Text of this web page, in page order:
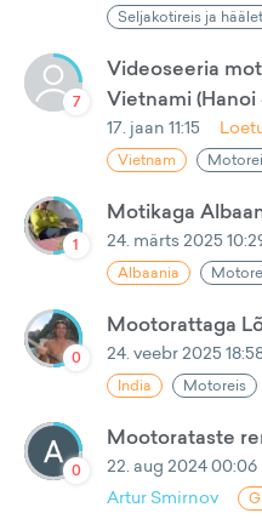
Seljakotireis ja
7
Videoseeria
Vietnami (Hanoi
17. jaan 11:15
Vietnam
1
Motikaga
24. märts 2025
Albaania
0
Mootorattaga
24. veebr 2025
India Motoreis
0
Mootorataste
22. aug 2024 00:06
Artur Smirnov